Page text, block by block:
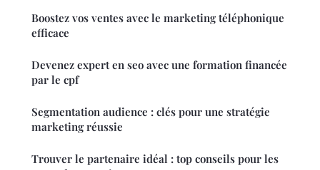
Boostez vos ventes avec le marketing téléphonique
efficace
Devenez expert en seo avec une formation financée
par le cpf
Segmentation audience : clés pour une stratégie
marketing réussie
Trouver le partenaire idéal : top conseils pour les